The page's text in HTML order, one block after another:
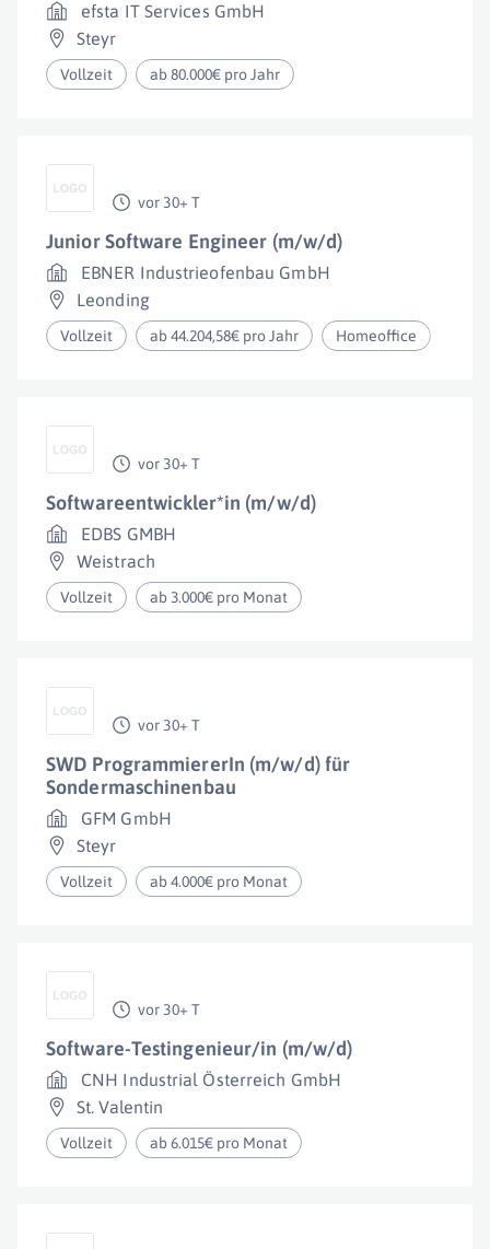
efsta IT Services GmbH
Steyr
Vollzeit ab 80.000€ pro Jahr
vor 30+ T
Junior Software Engineer (m/w/d)
EBNER Industrieofenbau GmbH
Leonding
Vollzeit ab 44.204,58€ pro Jahr Homeoffice
vor 30+ T
Softwareentwickler*in (m/w/d)
EDBS GMBH
Weistrach
Vollzeit ab 3.000€ pro Monat
vor 30+ T
SWD ProgrammiererIn (m/w/d) für
Sondermaschinenbau
GFM GmbH
Steyr
Vollzeit ab 4.000€ pro Monat
vor 30+ T
Software-Testingenieur/in (m/w/d)
CNH Industrial Österreich GmbH
St. Valentin
Vollzeit ab 6.015€ pro Monat